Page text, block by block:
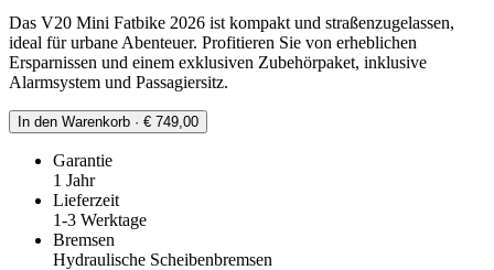
Das V20 Mini Fatbike 2026 ist kompakt und straßenzugelassen,
ideal für urbane Abenteuer. Profitieren Sie von erheblichen
Ersparnissen und einem exklusiven Zubehörpaket, inklusive
Alarmsystem und Passagiersitz.
In den Warenkorb · € 749,00
Garantie
1 Jahr
Lieferzeit
1-3 Werktage
Bremsen
Hydraulische Scheibenbremsen